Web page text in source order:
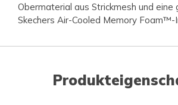
Obermaterial aus Strickmesh und
Skechers Air-Cooled Memory Foam™-